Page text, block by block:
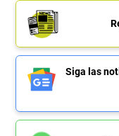
Siga las